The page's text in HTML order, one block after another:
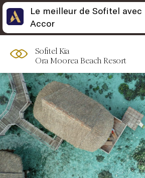
Sofitel Kia
Ora Moorea Beach Resort
Le meilleur de Sofitel
Accor